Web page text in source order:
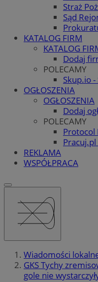
Straż
Sąd
KATALOG FIRM
KATALOG
Dodaj
POLECAMY
Skup.io
OGŁOSZENIA
OGŁOSZENIA
Dodaj
POLECAMY
Protocol
Pracuj.pl
REKLAMA
WSPÓŁPRACA
Wiadomości
GKS Tychy
gole nie